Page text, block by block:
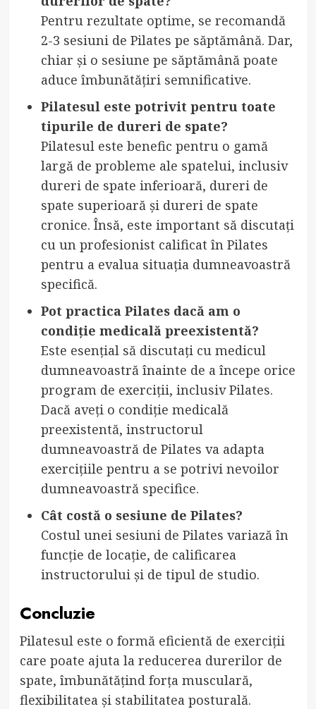
Pentru rezultate optime, se recomandă
2-3 sesiuni de Pilates pe săptămână. Dar,
chiar și o sesiune pe săptămână poate
aduce îmbunătățiri semnificative.
Pilatesul este potrivit pentru toate
tipurile de dureri de spate?
Pilatesul este benefic pentru o gamă
largă de probleme ale spatelui, inclusiv
dureri de spate inferioară, dureri de
spate superioară și dureri de spate
cronice. Însă, este important să discutați
cu un profesionist calificat în Pilates
pentru a evalua situația dumneavoastră
specifică.
Pot practica Pilates dacă am o
condiție medicală preexistentă?
Este esențial să discutați cu medicul
dumneavoastră înainte de a începe orice
program de exerciții, inclusiv Pilates.
Dacă aveți o condiție medicală
preexistentă, instructorul
dumneavoastră de Pilates va adapta
exercițiile pentru a se potrivi nevoilor
dumneavoastră specifice.
Cât costă o sesiune de Pilates?
Costul unei sesiuni de Pilates variază în
funcție de locație, de calificarea
instructorului și de tipul de studio.
Concluzie
Pilatesul este o formă eficientă de exerciții
care poate ajuta la reducerea durerilor de
spate, îmbunătățind forța musculară,
flexibilitatea și stabilitatea posturală.